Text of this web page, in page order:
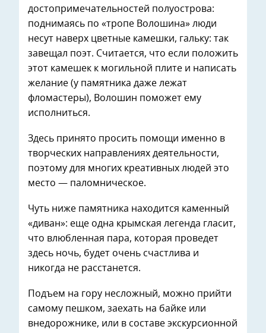
достопримечательностей полуострова:
поднимаясь по «тропе Волошина» люди
несут наверх цветные камешки, гальку: так
завещал поэт. Считается, что если положить
этот камешек к могильной плите и написать
желание (у памятника даже лежат
фломастеры), Волошин поможет ему
исполниться.
Здесь принято просить помощи именно в
творческих направлениях деятельности,
поэтому для многих креативных людей это
место — паломническое.
Чуть ниже памятника находится каменный
«диван»: еще одна крымская легенда гласит,
что влюбленная пара, которая проведет
здесь ночь, будет очень счастлива и
никогда не расстанется.
Подъем на гору несложный, можно прийти
самому пешком, заехать на байке или
внедорожнике, или в составе экскурсионной